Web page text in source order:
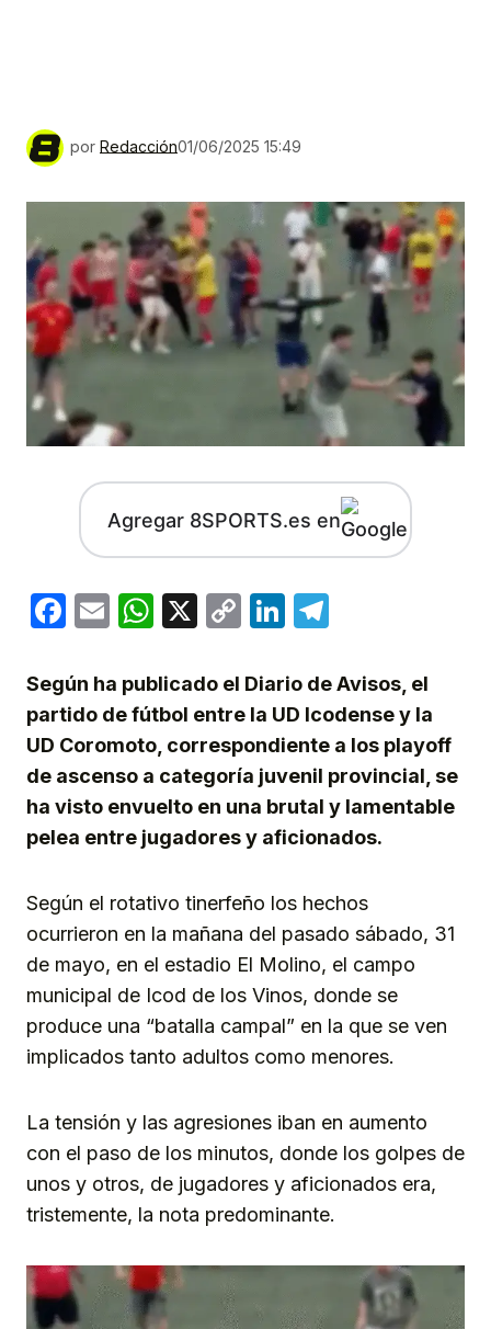
por Redacción01/06/2025 15:49
Agregar 8SPORTS.es en
Facebook
EmailWhatsApp
X
CopyLinkedIn
Según ha publicado el Diario de Avisos, el
partido de fútbol entre la UD Icodense y la
UD Coromoto, correspondiente a los playoff
de ascenso a categoría juvenil provincial, se
ha visto envuelto en una brutal y lamentable
pelea entre jugadores y aficionados.
Según el rotativo tinerfeño los hechos
ocurrieron en la mañana del pasado sábado, 31
de mayo, en el estadio El Molino, el campo
municipal de Icod de los Vinos, donde se
produce una “batalla campal” en la que se ven
implicados tanto adultos como menores.
La tensión y las agresiones iban en aumento
con el paso de los minutos, donde los golpes de
unos y otros, de jugadores y aficionados era,
tristemente, la nota predominante.